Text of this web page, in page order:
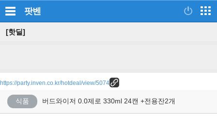
팟벤
[핫딜]
https://party.inven.co.kr/hotdeal/view/5074
식품 버드와이저 0.0제로 330ml 24캔 +전용잔2개